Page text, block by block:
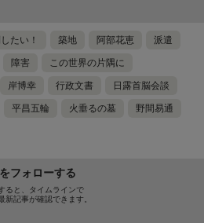
たい！ 築地 阿部花恵 派遣
障害 この世界の片隅に
岸博幸 行政文書 日露首脳会談
平昌五輪 火垂るの墓 野間易通
フォローする
ると、タイムラインで
新記事が確認できます。